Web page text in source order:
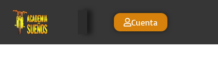
Cuenta